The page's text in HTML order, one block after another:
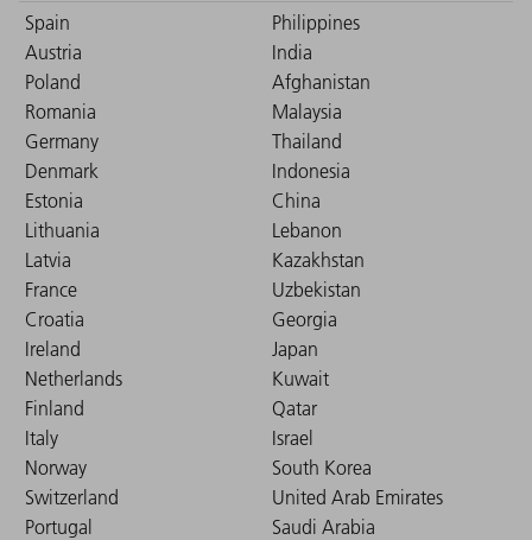
Spain
Austria
Poland
Romania
Germany
Denmark
Estonia
Lithuania
Latvia
France
Croatia
Ireland
Netherlands
Finland
Italy
Norway
Switzerland
Portugal
Philippines
India
Afghanistan
Malaysia
Thailand
Indonesia
China
Lebanon
Kazakhstan
Uzbekistan
Georgia
Japan
Kuwait
Qatar
Israel
South Korea
United Arab Emirates
Saudi Arabia